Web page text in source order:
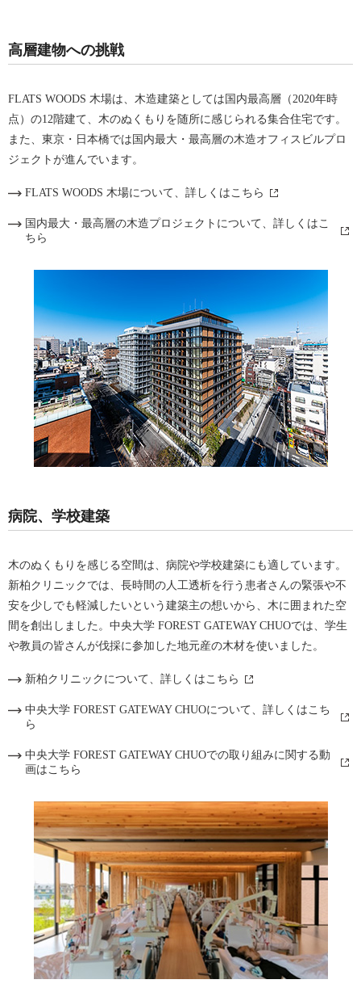
高層建物への挑戦
FLATS WOODS 木場は、木造建築としては国内最高層（2020年時
点）の12階建て、木のぬくもりを随所に感じられる集合住宅です。
また、東京・日本橋では国内最大・最高層の木造オフィスビルプロ
ジェクトが進んでいます。
FLATS WOODS 木場について、詳しくはこちら
国内最大・最高層の木造プロジェクトについて、詳しくはこ
ちら
病院、学校建築
木のぬくもりを感じる空間は、病院や学校建築にも適しています。
新柏クリニックでは、長時間の人工透析を行う患者さんの緊張や不
安を少しでも軽減したいという建築主の想いから、木に囲まれた空
間を創出しました。中央大学 FOREST GATEWAY CHUOでは、学生
や教員の皆さんが伐採に参加した地元産の木材を使いました。
新柏クリニックについて、詳しくはこちら
中央大学 FOREST GATEWAY CHUOについて、詳しくはこち
ら
中央大学 FOREST GATEWAY CHUOでの取り組みに関する動
画はこちら